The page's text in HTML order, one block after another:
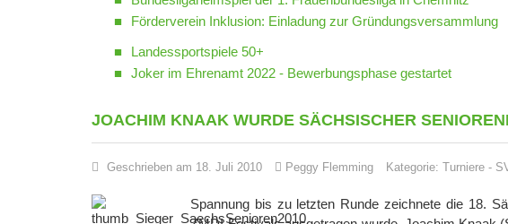
Förderverein Inklusion: Einladung zur Gründungsversammlung
Landessportspiele 50+
Joker im Ehrenamt 2022 - Bewerbungsphase gestartet
JOACHIM KNAAK WURDE SÄCHSISCHER
Geschrieben am 18. Juli 2010 Peggy Flemming Kategorie: Turniere -
Spannung bis zu letzten Runde zeichnete die 18.